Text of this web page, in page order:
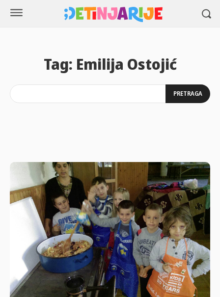
Tag: Emilija Ostojić
PRETRAGA